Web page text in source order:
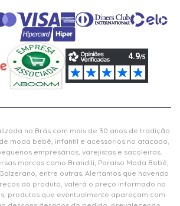
no Brás com mais de 30 anos de tradição
moda bebê, infantil e acessórios no atacado,
empresários, varejistas e sacoleiras.
marcas como Brandili, Paraíso Moda Bebê,
entre outras. Alertamos que havendo
do produto, valerá o preço informado no
produtos que eventualmente apareçam com